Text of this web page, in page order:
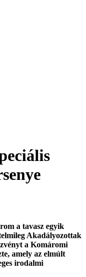
a tavasz egyik
Akadályozottak
a Komáromi
amely az elmúlt
irodalmi